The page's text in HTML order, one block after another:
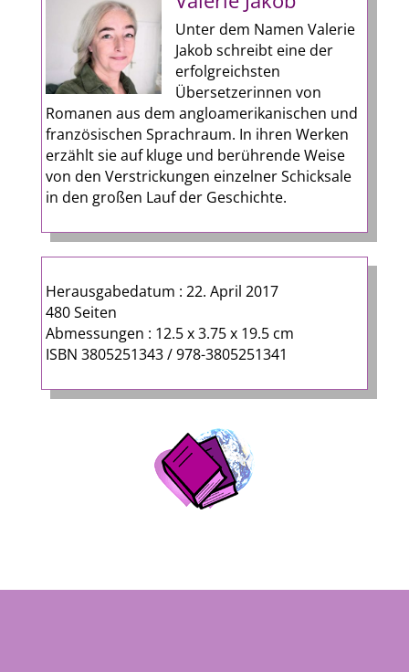
Unter dem Namen Valerie
Jakob schreibt eine der
erfolgreichsten
Übersetzerinnen von
Romanen aus dem angloamerikanischen und
französischen Sprachraum. In ihren Werken
erzählt sie auf kluge und berührende Weise
von den Verstrickungen einzelner Schicksale
in den großen Lauf der Geschichte.
Herausgabedatum : 22. April 2017
480 Seiten
Abmessungen : 12.5 x 3.75 x 19.5 cm
ISBN 3805251343 / 978-3805251341